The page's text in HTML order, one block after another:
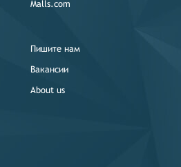
Malls.com
Пишите нам
Вакансии
About us